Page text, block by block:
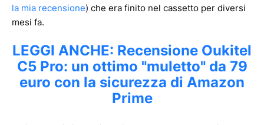
la mia recensione) che era finito nel cassetto per diversi
mesi fa.
LEGGI ANCHE: Recensione Oukitel
C5 Pro: un ottimo "muletto" da 79
euro con la sicurezza di Amazon
Prime